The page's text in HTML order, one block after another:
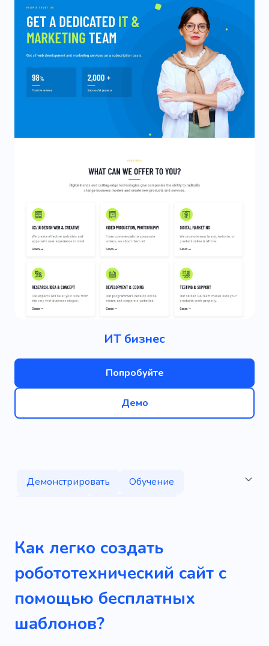
ИТ бизнес
Попробуйте
Демо
Демонстрировать
Обучение
Техника
Карьера
Работать
Системы питания
Небоскреб
Как легко создать
робототехнический сайт с
помощью бесплатных
шаблонов?